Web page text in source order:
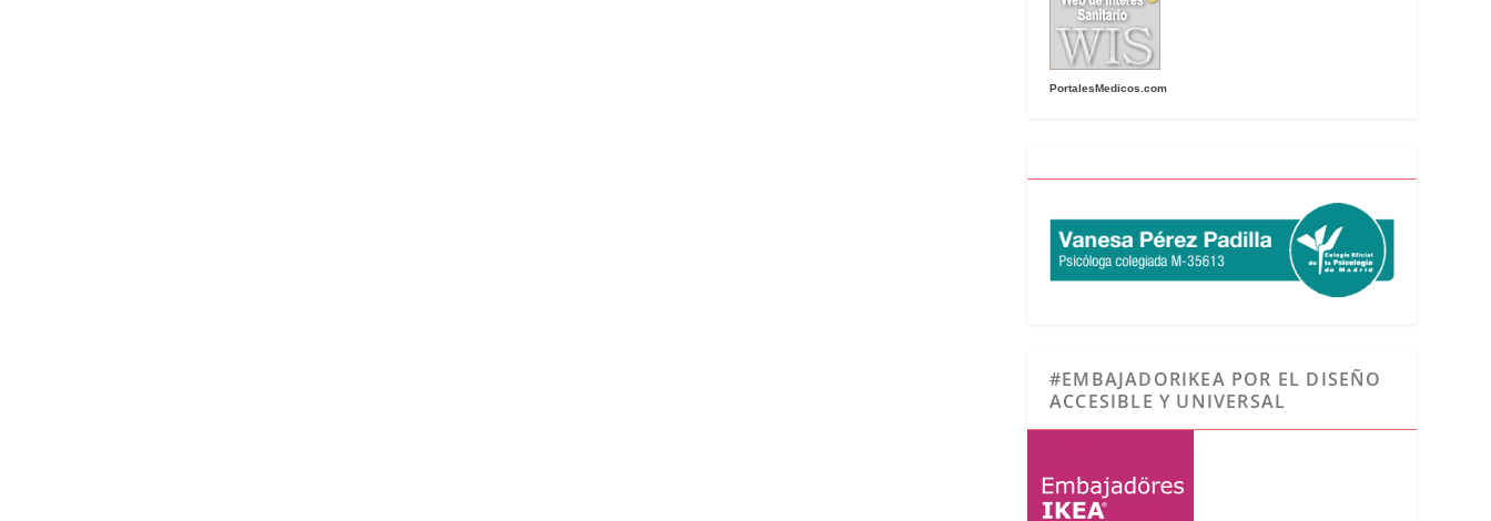
PortalesMedicos.com
#EMBAJADORIKEA POR EL DISEÑO
ACCESIBLE Y UNIVERSAL